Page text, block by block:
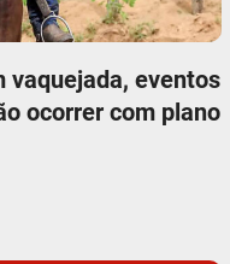
vaquejada, eventos
ocorrer com plano